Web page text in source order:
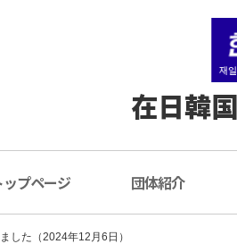
在日韓
ップページ 団体紹介
した（2024年12月6日）